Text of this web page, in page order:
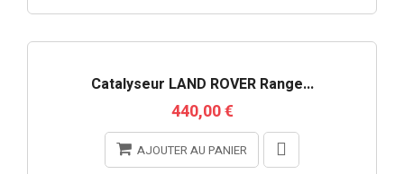
Catalyseur LAND ROVER Range...
440,00 €
AJOUTER AU PANIER